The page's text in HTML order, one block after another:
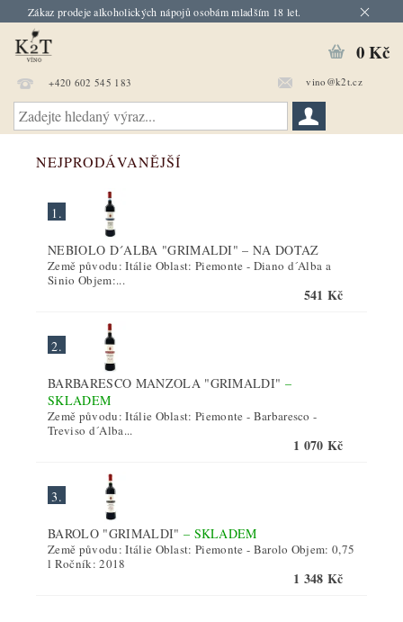
Zákaz prodeje alkoholických nápojů osobám mladším 18 let.
+420 602 545 183 vino@k2t.cz
0 Kč
NEJPRODÁVANĚJŠÍ
1.
NEBIOLO D´ALBA "GRIMALDI"–NA DOTAZ
Země původu: Itálie Oblast: Piemonte - Diano d´Alba a
Sinio Objem:...
541 Kč
2.
BARBARESCO MANZOLA "GRIMALDI" –
SKLADEM
Země původu: Itálie Oblast: Piemonte - Barbaresco -
Treviso d´Alba...
1 070 Kč
3.
BAROLO "GRIMALDI" – SKLADEM
Země původu: Itálie Oblast: Piemonte - Barolo Objem: 0,75
l Ročník: 2018
1 348 Kč